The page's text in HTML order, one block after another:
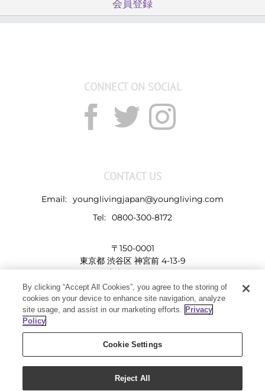
会員登録
CONNECT ON SOCIAL
CONTACT US
Email: younglivingjapan@youngliving.com
Tel: 0800-300-8172
〒150-0001
東京都 渋谷区 神宮前 4-13-9
表参道LHビル
Copyright 2019 - Young Living Essential Oils | All Rights Reserved
By clicking “Accept All Cookies”, you agree to the storing of
cookies on your device to enhance site navigation, analyze
site usage, and assist in our marketing efforts. Privacy
Policy
Cookie Settings
Reject All